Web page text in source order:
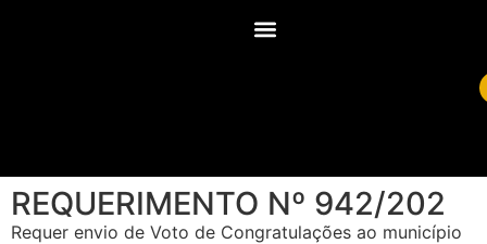
REQUERIMENTO Nº 942/202
Requer envio de Voto de Congratulações ao município